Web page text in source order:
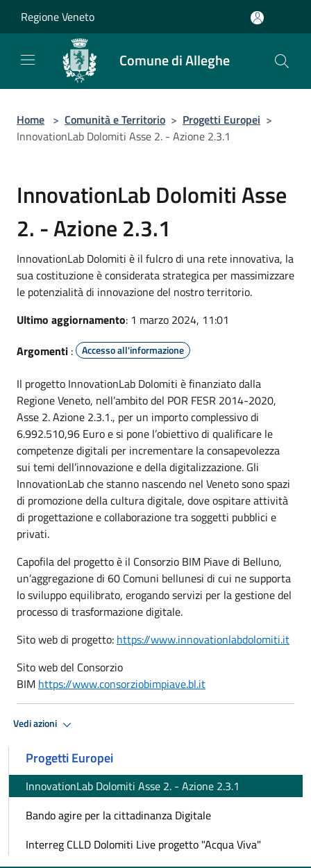
Regione Veneto
Comune di Alleghe
Home > Comunità e Territorio > Progetti Europei >
InnovationLab Dolomiti Asse 2. - Azione 2.3.1
InnovationLab Dolomiti Asse
2. - Azione 2.3.1
InnovationLab Dolomiti è il fulcro di una rete innovativa, la
sua costituzione è considerata strategica per massimizzare
le potenzialità di innovazione del nostro territorio.
Ultimo aggiornamento: 1 marzo 2024, 11:01
Argomenti : Accesso all'informazione
Il progetto InnovationLab Dolomiti è finanziato dalla
Regione Veneto, nell’ambito del POR FESR 2014-2020,
Asse 2. Azione 2.3.1., per un importo complessivo di
6.992.510,96 Euro e si pone l’obiettivo di qualificare le
competenze digitali per incrementare la consapevolezza
sui temi dell’innovazione e della digitalizzazione. Gli
InnovationLab che stanno nascendo nel Veneto sono spazi
di promozione della cultura digitale, dove ospitare attività
di progettazione e collaborazione tra soggetti pubblici e
privati.
Capofila del progetto è il Consorzio BIM Piave di Belluno,
un’aggregazione di 60 Comuni bellunesi di cui ne supporta
lo sviluppo equilibrato, erogando servizi per la gestione del
processo di trasformazione digitale.
Sito web di progetto: https://www.innovationlabdolomiti.it
Sito web del Consorzio
BIM https://www.consorziobimpiave.bl.it
Vedi azioni
Progetti Europei
InnovationLab Dolomiti Asse 2. - Azione 2.3.1
Bando agire per la cittadinanza Digitale
Interreg CLLD Dolomiti Live progetto "Acqua Viva"